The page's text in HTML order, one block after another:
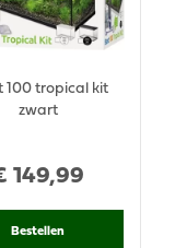
149,99
100 tropical kit
zwart
Bestellen